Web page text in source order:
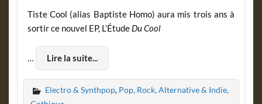
Tiste Cool (alias Baptiste Homo) aura mis trois ans à
sortir ce nouvel EP, L’ÉtudeDu Cool
… Lire la suite...
Electro & Synthpop, Pop, Rock, Alternative & Indie,